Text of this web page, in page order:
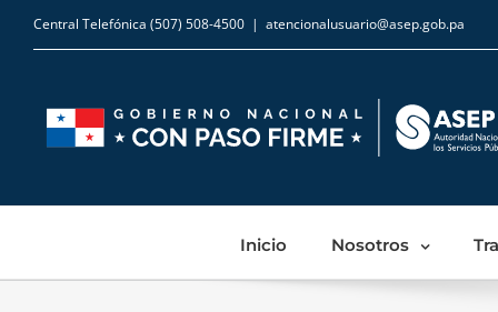
Central Telefónica (507) 508-4500 | atencionalusuario@asep.gob.pa
Inicio Nosotros